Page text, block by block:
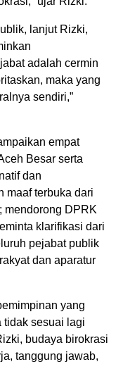
lanjut Rizki,
adalah cermin
maka yang
sendiri,”
empat
Besar serta
dan
maaf terbuka dari
mendorong DPRK
klarifikasi dari
pejabat publik
dan aparatur
yang
tidak sesuai lagi
budaya birokrasi
tanggung jawab,